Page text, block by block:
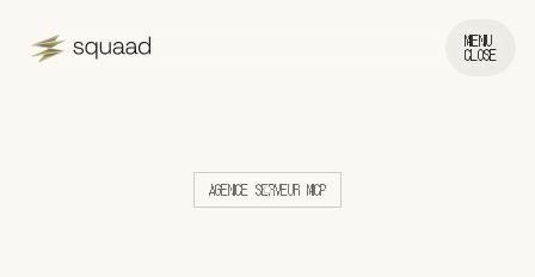
MENU
CLOSE
AGENCE SERVEUR MCP